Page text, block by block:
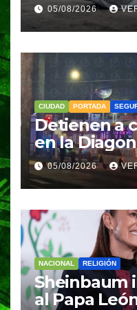
homicidio
05/08/2026
CIUDAD PORTADA
Detienen a
en la
Coppel en
Puebla;
y aseguran
05/08/2026
NACIONAL RELIGIÓN
Sheinbaum
al Papa